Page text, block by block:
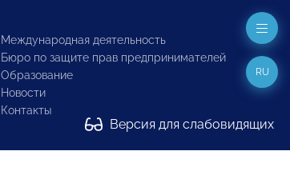
Международная деятельность
Бюро по защите прав предпринимателей
Образование
Новости
Контакты
Версия для слабовидящих
RU